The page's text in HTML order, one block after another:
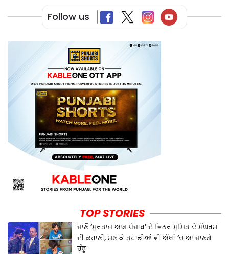
Follow us
TOP STORIES
ਜਾਣੋਂ ‘ਸੁਰਤਾਜ ਆਫ਼ ਪੰਜਾਬ’ ਦੇ ਵਿਨਰ ਸੁਮਿਤ ਦੇ ਸੰਘਰਸ਼
ਦੀ ਕਹਾਣੀ, ਸੁਣ ਕੇ ਤੁਹਾਡੀਆਂ ਵੀ ਅੱਖਾਂ ‘ਚ ਆ ਜਾਣਗੇ
ਹੰਝੂ